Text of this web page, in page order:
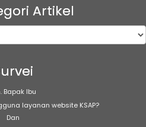
Artikel
Bapak Ibu
layanan website KSAP?
Dan